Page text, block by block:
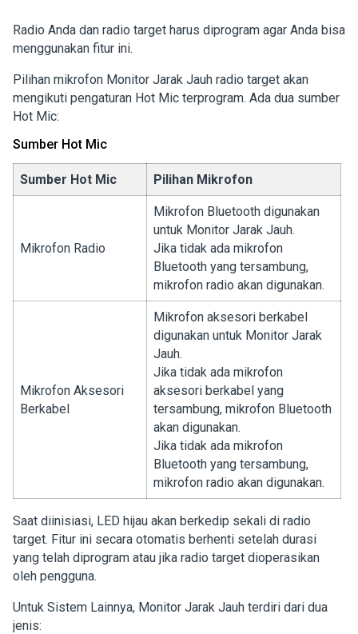
Radio Anda dan radio target harus diprogram agar Anda bisa
menggunakan fitur ini.
Pilihan mikrofon Monitor Jarak Jauh radio target akan
mengikuti pengaturan Hot Mic terprogram. Ada dua sumber
Hot Mic:
Sumber Hot Mic
Sumber Hot Mic Pilihan Mikrofon
Mikrofon Radio
Mikrofon Bluetooth digunakan
untuk Monitor Jarak Jauh.
Jika tidak ada mikrofon
Bluetooth yang tersambung,
mikrofon radio akan digunakan.
Mikrofon Aksesori
Berkabel
Mikrofon aksesori berkabel
digunakan untuk Monitor Jarak
Jauh.
Jika tidak ada mikrofon
aksesori berkabel yang
tersambung, mikrofon Bluetooth
akan digunakan.
Jika tidak ada mikrofon
Bluetooth yang tersambung,
mikrofon radio akan digunakan.
Saat diinisiasi, LED hijau akan berkedip sekali di radio
target. Fitur ini secara otomatis berhenti setelah durasi
yang telah diprogram atau jika radio target dioperasikan
oleh pengguna.
Untuk Sistem Lainnya, Monitor Jarak Jauh terdiri dari dua
jenis: